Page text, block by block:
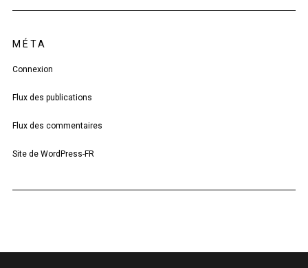
MÉTA
Connexion
Flux des publications
Flux des commentaires
Site de WordPress-FR